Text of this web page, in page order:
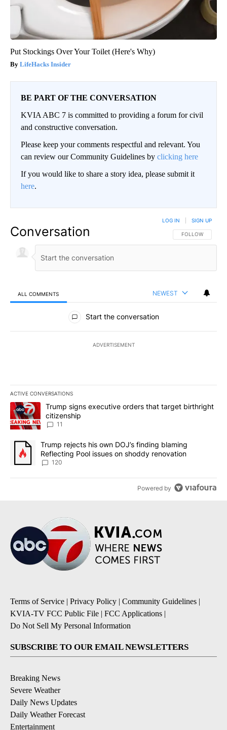
Put Stockings Over Your Toilet (Here's Why)
LifeHacks Insider
BE PART OF THE CONVERSATION
KVIA ABC 7 is committed to providing a forum for civil
and constructive conversation.
Please keep your comments respectful and relevant. You
can review our Community Guidelines by clicking here
If you would like to share a story idea, please submit it
here.
Conversation FOLLOW THIS
FOLLOW
LOG IN SIGN UP
ALL COMMENTS NEWEST
All Comments
Start the conversation
ADVERTISEMENT
ACTIVE CONVERSATIONS
The following is a list of the most commented articles in the last
A trending article titled "Trump signs executive orders that
Trump signs executive orders that target birthright
citizenship
11
A trending article titled "Trump rejects his own DOJ’s finding
Trump rejects his own DOJ’s finding blaming
Reflecting Pool issues on shoddy renovation
120
Powered by
Terms of Service | Privacy Policy | Community Guidelines |
KVIA-TV FCC Public File | FCC Applications |
Do Not Sell My Personal Information
SUBSCRIBE TO OUR EMAIL NEWSLETTERS
Breaking News
Severe Weather
Daily News Updates
Daily Weather Forecast
Entertainment